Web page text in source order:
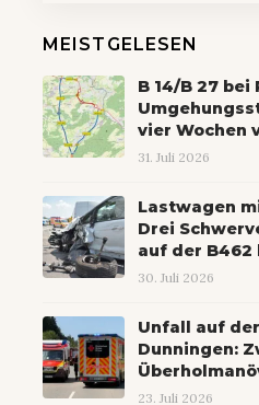
MEISTGELESEN
B 14/B 27
vier Wochen
31. Juli 2026
Lastwagen
Drei
auf der
30. Juli 2026
Unfall auf
Dunningen:
23. Juli 2026